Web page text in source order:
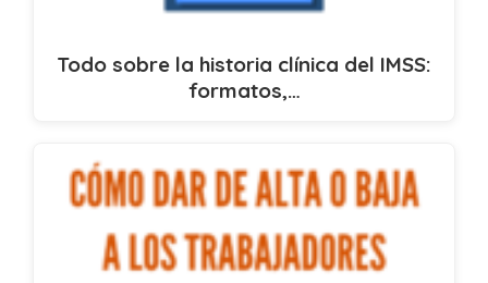
Todo sobre la historia clínica del IMSS:
formatos,…